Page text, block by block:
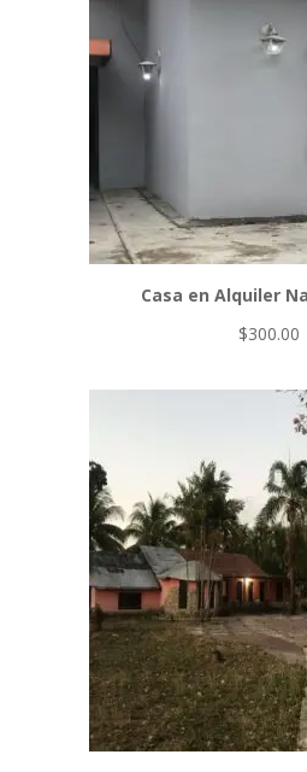
Casa en Alquiler
$300.00